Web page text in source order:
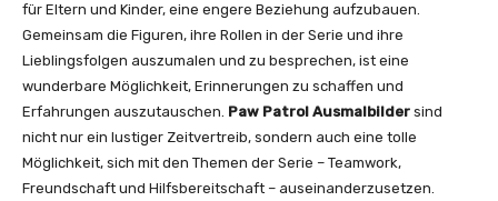
für Eltern und Kinder, eine engere Beziehung aufzubauen.
Gemeinsam die Figuren, ihre Rollen in der Serie und ihre
Lieblingsfolgen auszumalen und zu besprechen, ist eine
wunderbare Möglichkeit, Erinnerungen zu schaffen und
Erfahrungen auszutauschen. Paw Patrol Ausmalbilder sind
nicht nur ein lustiger Zeitvertreib, sondern auch eine tolle
Möglichkeit, sich mit den Themen der Serie – Teamwork,
Freundschaft und Hilfsbereitschaft – auseinanderzusetzen.